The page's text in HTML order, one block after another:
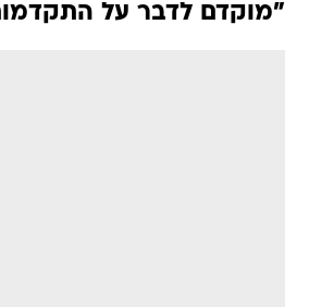
"מוקדם לדבר על